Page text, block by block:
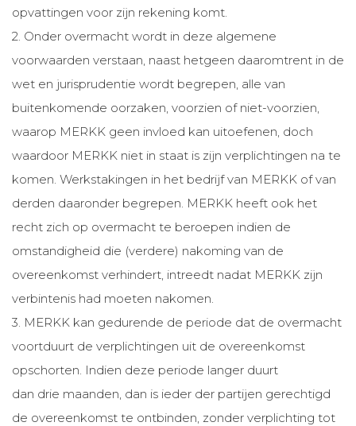
opvattingen voor zijn rekening komt.
2. Onder overmacht wordt in deze algemene
voorwaarden verstaan, naast hetgeen daaromtrent in de
wet en jurisprudentie wordt begrepen, alle van
buitenkomende oorzaken, voorzien of niet-voorzien,
waarop MERKK geen invloed kan uitoefenen, doch
waardoor MERKK niet in staat is zijn verplichtingen na te
komen. Werkstakingen in het bedrijf van MERKK of van
derden daaronder begrepen. MERKK heeft ook het
recht zich op overmacht te beroepen indien de
omstandigheid die (verdere) nakoming van de
overeenkomst verhindert, intreedt nadat MERKK zijn
verbintenis had moeten nakomen.
3. MERKK kan gedurende de periode dat de overmacht
voortduurt de verplichtingen uit de overeenkomst
opschorten. Indien deze periode langer duurt
dan drie maanden, dan is ieder der partijen gerechtigd
de overeenkomst te ontbinden, zonder verplichting tot